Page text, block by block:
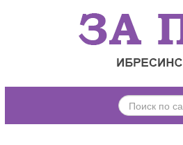
ПОИСК
ПО